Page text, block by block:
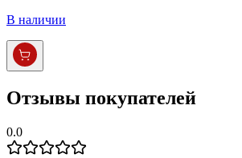
В наличии
Отзывы покупателей
0.0